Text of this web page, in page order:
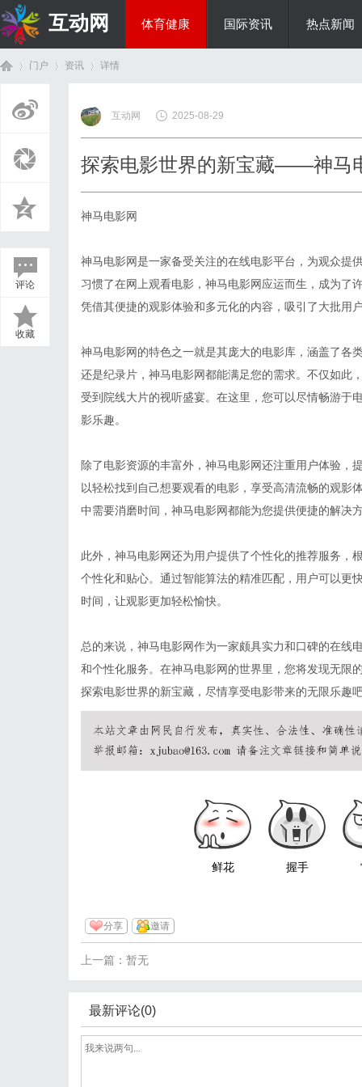
互动网 体育健康 国际资讯 热点新闻
门户 资讯
›
详情
评论
收藏
互动网 2025-08-29
探索电影世界的新宝藏——神马
神马电影网
神马电影网是一家备受关注的在线电影平台，为观众提
习惯了在网上观看电影，神马电影网应运而生，成为了
凭借其便捷的观影体验和多元化的内容，吸引了大批用
神马电影网的特色之一就是其庞大的电影库，涵盖了各
还是纪录片，神马电影网都能满足您的需求。不仅如此
受到院线大片的视听盛宴。在这里，您可以尽情畅游于
影乐趣。
除了电影资源的丰富外，神马电影网还注重用户体验，
以轻松找到自己想要观看的电影，享受高清流畅的观影
中需要消磨时间，神马电影网都能为您提供便捷的解决
此外，神马电影网还为用户提供了个性化的推荐服务，
个性化和贴心。通过智能算法的精准匹配，用户可以更
时间，让观影更加轻松愉快。
总的来说，神马电影网作为一家颇具实力和口碑的在线
和个性化服务。在神马电影网的世界里，您将发现无限
探索电影世界的新宝藏，尽情享受电影带来的无限乐趣
鲜花 握手
分享 邀请
上一篇：暂无
最新评论(0)